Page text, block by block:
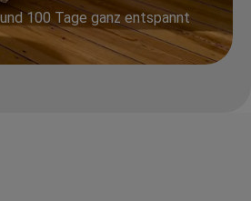
100 Tage ganz entspannt